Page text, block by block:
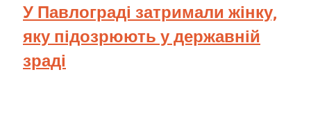
У Павлограді затримали жінку,
яку підозрюють у державній
зраді